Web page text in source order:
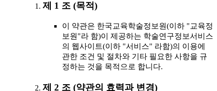
제 1 조 (목적)
이 약관은 한국교육학술정보원(이하 "교육정
보원"라 함)이 제공하는 학술연구정보서비스
의 웹사이트(이하 "서비스" 라함)의 이용에
관한 조건 및 절차와 기타 필요한 사항을 규
정하는 것을 목적으로 합니다.
제 2 조 (약관의 효력과 변경)